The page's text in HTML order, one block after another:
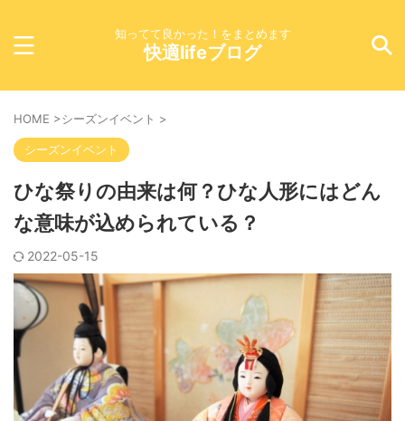
知ってて良かった！をまとめます
快適lifeブログ
HOME >シーズンイベント >
シーズンイベント
ひな祭りの由来は何？ひな人形にはどん
な意味が込められている？
2022-05-15